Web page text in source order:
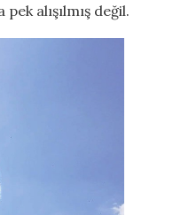
alışılmış değil.